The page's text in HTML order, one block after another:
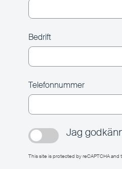
Bedrift
Telefonnummer
Jag
This site is protected by reCAPTCHA and